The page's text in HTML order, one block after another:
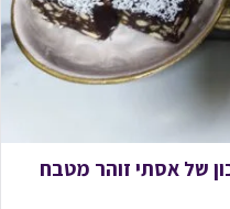
של אסתי זוהר מטבח